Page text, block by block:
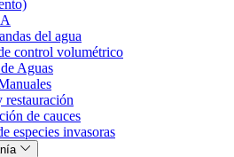
del agua
control volumétrico
Aguas
restauración
de cauces
especies invasoras